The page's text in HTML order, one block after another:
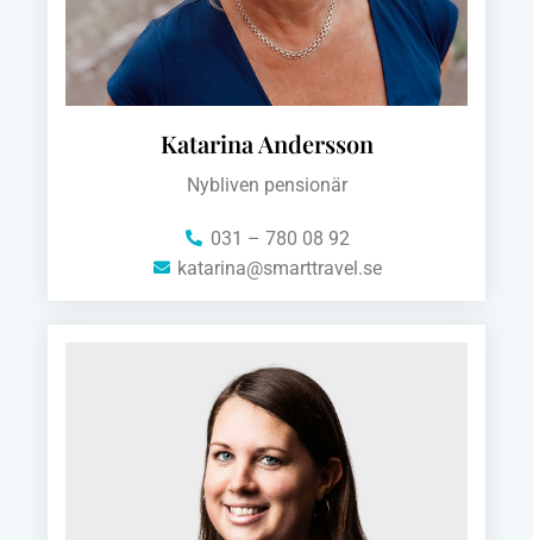
Katarina Andersson
Nybliven pensionär
031 – 780 08 92
katarina@smarttravel.se